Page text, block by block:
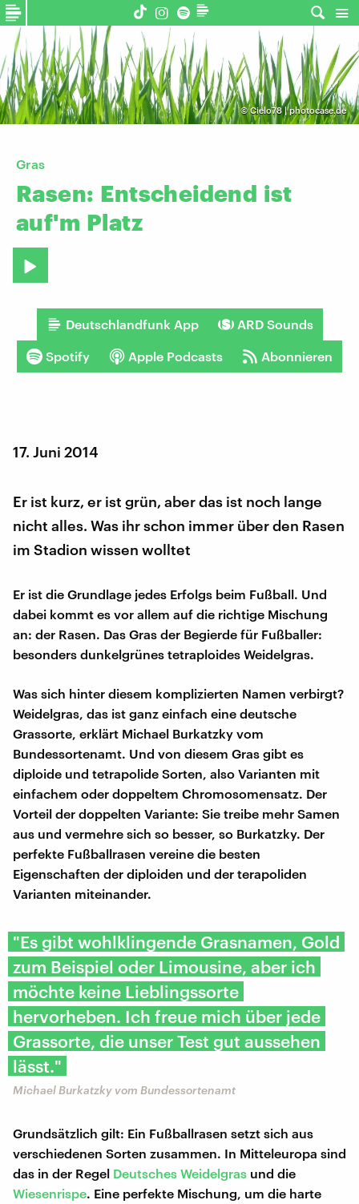
©Cielo78 | photocase.de
Gras
Rasen: Entscheidend ist
auf'm Platz
Deutschlandfunk App ARD Sounds
Spotify Apple Podcasts Abonnieren
17. Juni 2014
Er ist kurz, er ist grün, aber das ist noch lange
nicht alles. Was ihr schon immer über den Rasen
im Stadion wissen wolltet
Er ist die Grundlage jedes Erfolgs beim Fußball. Und
dabei kommt es vor allem auf die richtige Mischung
an: der Rasen. Das Gras der Begierde für Fußballer:
besonders dunkelgrünes tetraploides Weidelgras.
Was sich hinter diesem komplizierten Namen verbirgt?
Weidelgras, das ist ganz einfach eine deutsche
Grassorte, erklärt Michael Burkatzky vom
Bundessortenamt. Und von diesem Gras gibt es
diploide und tetrapolide Sorten, also Varianten mit
einfachem oder doppeltem Chromosomensatz. Der
Vorteil der doppelten Variante: Sie treibe mehr Samen
aus und vermehre sich so besser, so Burkatzky. Der
perfekte Fußballrasen vereine die besten
Eigenschaften der diploiden und der terapoliden
Varianten miteinander.
"Es gibt wohlklingende Grasnamen, Gold
zum Beispiel oder Limousine, aber ich
möchte keine Lieblingssorte
hervorheben. Ich freue mich über jede
Grassorte, die unser Test gut aussehen
lässt."
Michael Burkatzky vom Bundessortenamt
Grundsätzlich gilt: Ein Fußballrasen setzt sich aus
verschiedenen Sorten zusammen. In Mitteleuropa sind
das in der Regel Deutsches Weidelgras und die
Wiesenrispe. Eine perfekte Mischung, um die harte